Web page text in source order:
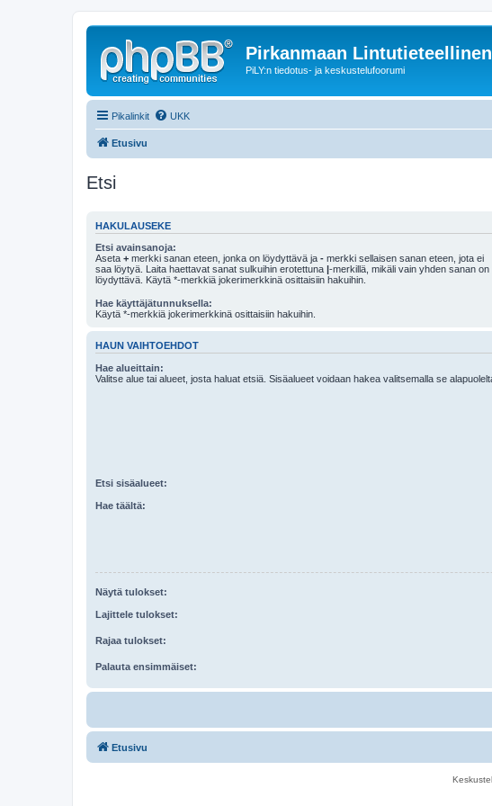
Pirkanmaan
PiLY:n tiedotus- ja keskustelufoorumi
Pikalinkit UKK
Etusivu
Etsi
HAKULAUSEKE
Etsi avainsanoja:
Aseta + merkki sanan eteen, jonka on löydyttävä ja - merkki sellaisen sanan eteen, jota ei
saa löytyä. Laita haettavat sanat sulkuihin erotettuna |-merkillä, mikäli vain yhden sanan on
löydyttävä. Käytä *-merkkiä jokerimerkkinä osittaisiin hakuihin.
Hae käyttäjätunnuksella:
Käytä *-merkkiä jokerimerkkinä osittaisiin hakuihin.
HAUN VAIHTOEHDOT
Hae alueittain:
Valitse alue tai alueet, josta haluat etsiä. Sisäalueet voidaan hakea valitsemalla se
Etsi sisäalueet:
Hae täältä:
Näytä tulokset:
Lajittele tulokset:
Rajaa tulokset:
Palauta ensimmäiset:
Etusivu